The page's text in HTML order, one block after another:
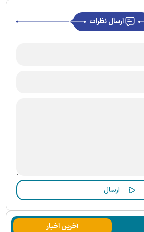
ارسال نظرات
آخرین اخبار